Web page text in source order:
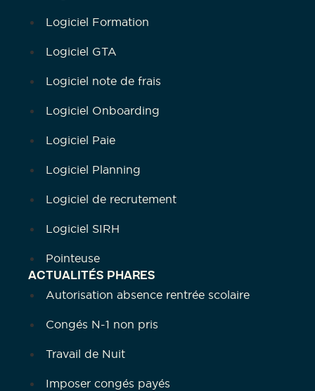
Logiciel Formation
Logiciel GTA
Logiciel note de frais
Logiciel Onboarding
Logiciel Paie
Logiciel Planning
Logiciel de recrutement
Logiciel SIRH
Pointeuse
ACTUALITÉS PHARES
Autorisation absence rentrée scolaire
Congés N-1 non pris
Travail de Nuit
Imposer congés payés